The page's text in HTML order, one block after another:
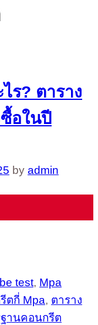
ร? ตาราง
อในปี
by admin
test, Mpa
ตกี่ Mpa, ตาราง
านคอนกรีต